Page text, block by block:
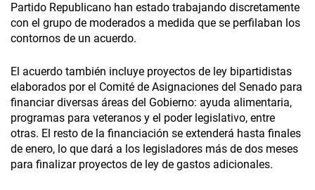
Partido Republicano han estado trabajando discretamente
con el grupo de moderados a medida que se perfilaban los
contornos de un acuerdo.
El acuerdo también incluye proyectos de ley bipartidistas
elaborados por el Comité de Asignaciones del Senado para
financiar diversas áreas del Gobierno: ayuda alimentaria,
programas para veteranos y el poder legislativo, entre
otras. El resto de la financiación se extenderá hasta finales
de enero, lo que dará a los legisladores más de dos meses
para finalizar proyectos de ley de gastos adicionales.